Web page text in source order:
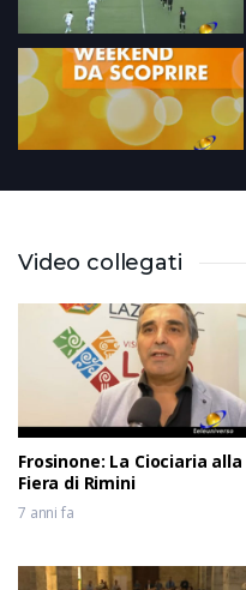
Video collegati
Frosinone: La Ciociaria alla
Fiera di Rimini
7 anni fa